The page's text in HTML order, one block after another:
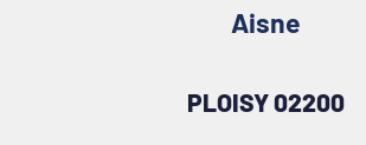
Aisne
PLOISY 02200